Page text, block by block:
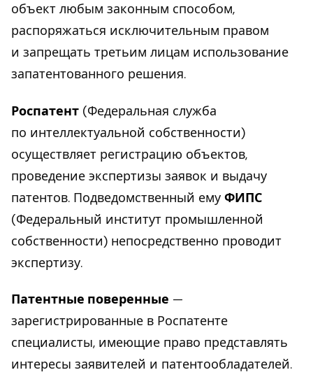
объект любым законным способом,
распоряжаться исключительным правом
и запрещать третьим лицам использование
запатентованного решения.
Роспатент (Федеральная служба
по интеллектуальной собственности)
осуществляет регистрацию объектов,
проведение экспертизы заявок и выдачу
патентов. Подведомственный ему ФИПС
(Федеральный институт промышленной
собственности) непосредственно проводит
экспертизу.
Патентные поверенные —
зарегистрированные в Роспатенте
специалисты, имеющие право представлять
интересы заявителей и патентообладателей.